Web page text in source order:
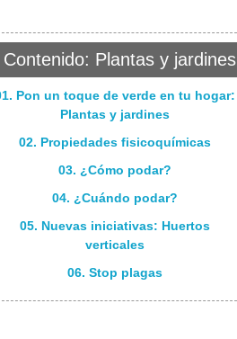
Contenido: Plantas y jardines
Pon un toque de verde en tu hogar:
Plantas y jardines
02. Propiedades fisicoquímicas
03. ¿Cómo podar?
04. ¿Cuándo podar?
05. Nuevas iniciativas: Huertos
verticales
06. Stop plagas